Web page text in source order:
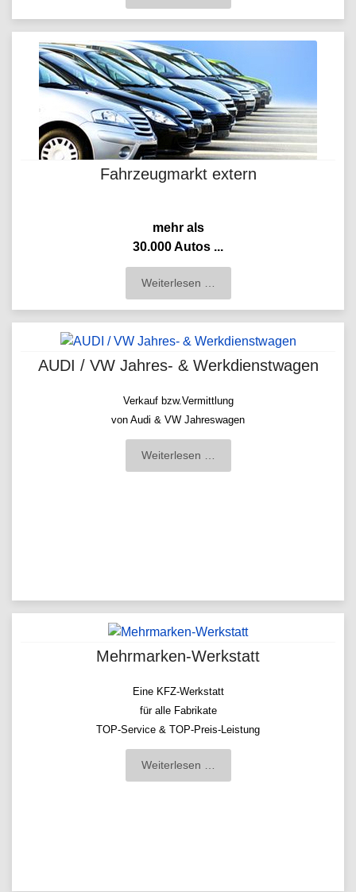
Fahrzeugmarkt extern
mehr als
30.000 Autos ...
Weiterlesen …
AUDI / VW Jahres- & Werkdienstwagen
Verkauf bzw.Vermittlung
von Audi & VW Jahreswagen
Weiterlesen …
Mehrmarken-Werkstatt
Eine KFZ-Werkstatt
für alle Fabrikate
TOP-Service & TOP-Preis-Leistung
Weiterlesen …